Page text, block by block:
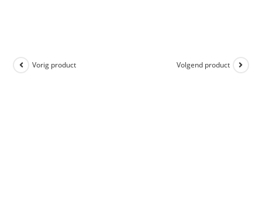
Vorig product Volgend product